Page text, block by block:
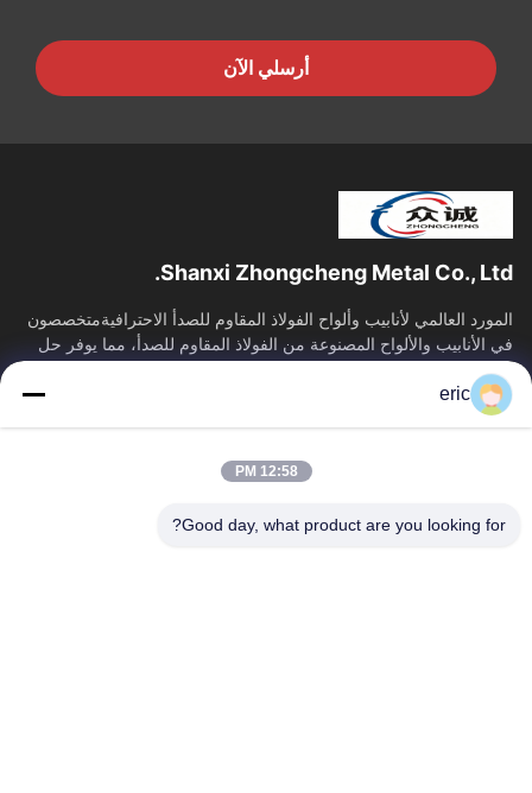
أرسلي الآن
Shanxi Zhongcheng Metal Co., Ltd.
المورد العالمي لأنابيب وألواح الفولاذ المقاوم للصدأ الاحترافيةمتخصصون
في الأنابيب والألواح المصنوعة من الفولاذ المقاوم للصدأ، مما يوفر حل
توريد...
روابط سريعة
جولة في المعمل
ضبط الجودة
اتصل بنا
eric
12:58 PM
Good day, what product are you looking for?